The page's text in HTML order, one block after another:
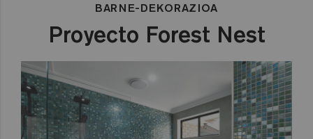
BARNE-DEKORAZIOA
Proyecto Forest Nest